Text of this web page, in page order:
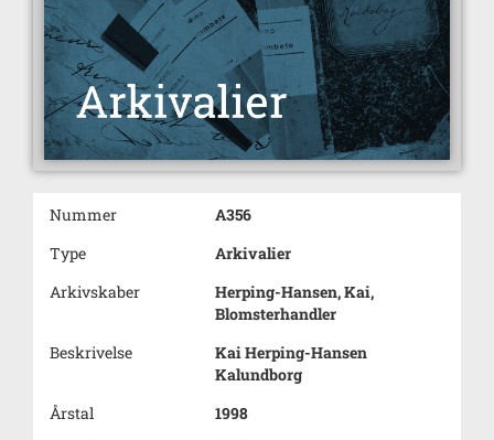
Nummer
A356
Type
Arkivalier
Arkivskaber
Herping-Hansen, Kai,
Blomsterhandler
Beskrivelse
Kai Herping-Hansen
Kalundborg
Årstal
1998